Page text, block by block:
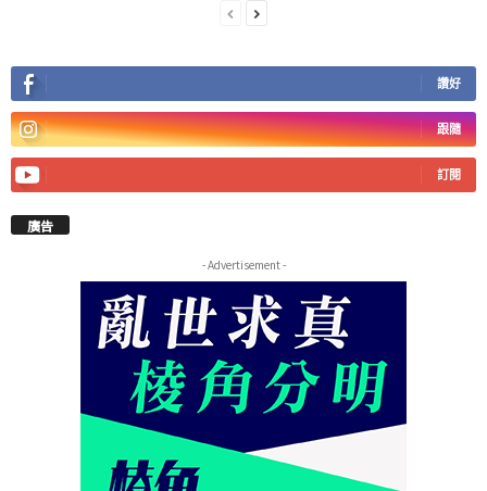
讚好
跟隨
訂閱
廣告
- Advertisement -